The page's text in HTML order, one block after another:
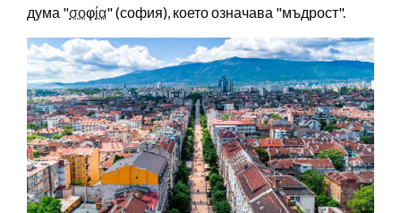
дума "σοφία" (софия), което означава "мъдрост".